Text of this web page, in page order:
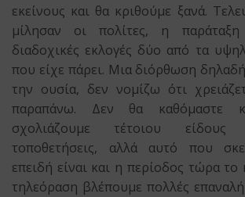
εκείνους και θα κριθούμε ξανά.
μίλησαν οι πολίτες, η
διαδοχικές εκλογές δύο από τα
που είχε πάρει. Μια διόρθωση
την ουσία, δεν νομίζω ότι
παραπάνω. Δεν θα καθόμαστε
σχολιάζουμε τέτοιου
τοποθετήσεις, αλλά αυτό που
επειδή είναι και η περίοδος τώρα το
τηλεόραση βλέπουμε πολλές